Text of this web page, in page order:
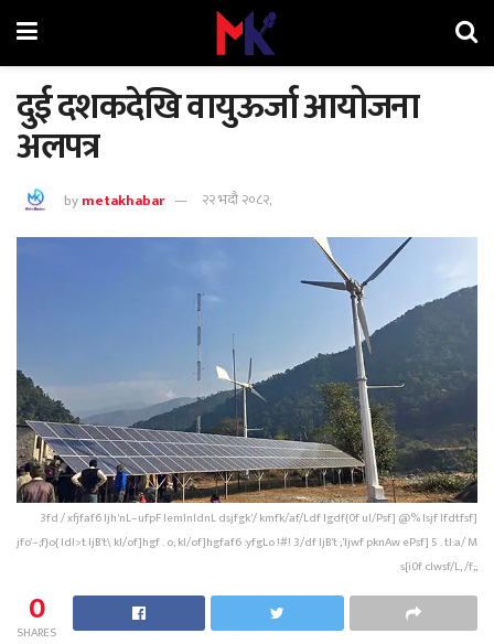
दुई दशकदेखि वायुऊर्जा आयोजना
अलपत्र
bymetakhabar २२ भदौ २०८२,
3fd / xfjfaf6 ljh'nL–ufpF lemlnldnL dsjfgk'/ kmfk/af/Ldf lgdf{0f ul/Psf] @% lsjf Ifdtfsf]
jfo'–;f}o{ ldl>t ljB't\ kl/of]hgf . o; kl/of]hgfaf6 :yfgLo !#! 3/df ljB't ;'ljwf pknAw ePsf] 5 . tl:a/ M
s[i0f clwsf/L, /f;;
0
SHARES